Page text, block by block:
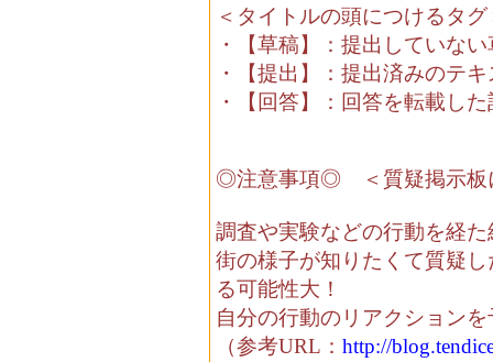
＜タイトルの頭につけるタグ
・【草稿】：提出していな
・【提出】：提出済みのテ
・【回答】：回答を転載し
◎注意事項◎ ＜質疑掲示板
調査や実験などの行動を経
街の様子が知りたくて質疑
る可能性大！
自分の行動のリアクション
（参考URL： http://